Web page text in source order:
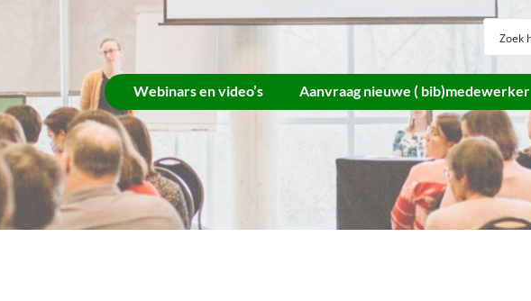
Webinars en video’s Aanvraag nieuwe ( bib)medewerker